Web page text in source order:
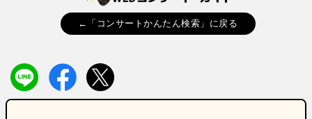
←「コンサートかんたん検索」に戻る